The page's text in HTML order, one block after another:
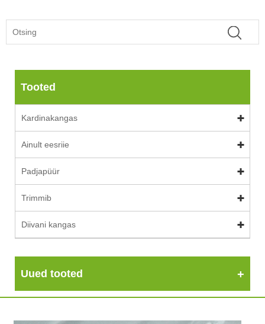
Tooted
Kardinakangas
Ainult eesriie
Padjapüür
Trimmib
Diivani kangas
Uued tooted